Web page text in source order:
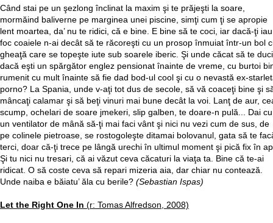
Când stai pe un şezlong înclinat la maxim şi te prăjeşti la soare,
mormăind baliverne pe marginea unei piscine, simţi cum ţi se apropie
lent moartea, da’ nu te ridici, că e bine. E bine să te coci, iar dacă-ţi iau
foc coaiele n-ai decât să te răcoreşti cu un prosop înmuiat într-un bol
gheaţă care se topeşte iute sub soarele iberic. Şi unde căcat să te duci
dacă eşti un spărgător englez pensionat înainte de vreme, cu burtoi
rumenit cu mult înainte să fie dad bod-ul cool şi cu o nevastă ex-
porno? La Spania, unde v-aţi tot dus de secole, să vă coaceţi bine şi
mâncaţi calamar şi să beţi vinuri mai bune decât la voi. Lanţ de aur,
scump, ochelari de soare jmekeri, slip galben, te doare-n pulă... Dai cu
un ventilator de mână să-ţi mai faci vânt şi nici nu vezi cum de sus, de
pe colinele pietroase, se rostogoleşte ditamai bolovanul, gata să te
terci, doar că-ţi trece pe lângă urechi în ultimul moment şi pică fix în
Şi tu nici nu tresari, că ai văzut ceva căcaturi la viaţa ta. Bine că te-ai
ridicat. O să coste ceva să repari mizeria aia, dar chiar nu contează.
Unde naiba e băiatu’ ăla cu berile? (Sebastian Ispas)
Let the Right One In (r: Tomas Alfredson, 2008)